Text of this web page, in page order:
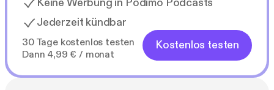
Jederzeit kündbar
30 Tage kostenlos testen
Dann 4,99 € / monat
Kostenlos testen